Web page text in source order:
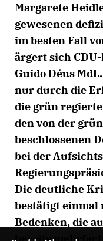
Margarete
gewesenen
im besten Fall
ärgert sich
Guido Déus
nur durch die
die grün
den von der
beschlossenen
bei der
Die deutliche
bestätigt einmal
Bedenken, die